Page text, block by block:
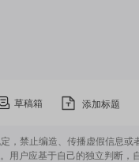
草稿箱 添加标题
，禁止编造、传播虚假信息
用户应基于自己的独立判断，